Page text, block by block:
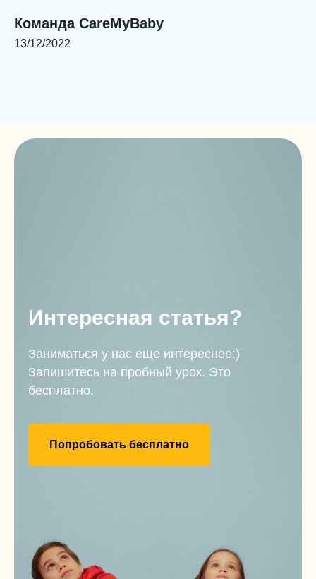
Команда CareMyBaby
13/12/2022
Интересная статья?
Заниматься у нас еще интереснее:)
Запишитесь на пробный урок. Это
бесплатно.
Попробовать бесплатно